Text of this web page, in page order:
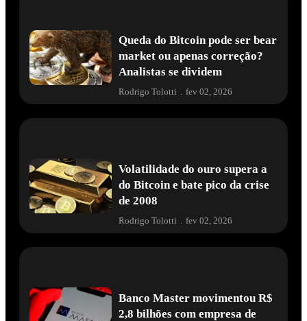
Queda do Bitcoin pode ser bear
market ou apenas correção?
Analistas se dividem
Rodrigo Tolotti . fev 02, 2026
Volatilidade do ouro supera a
do Bitcoin e bate pico da crise
de 2008
Rodrigo Tolotti . fev 02, 2026
Banco Master movimentou R$
2,8 bilhões com empresa de